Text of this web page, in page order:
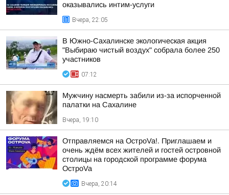
оказывались интим-услуги
Вчера, 22:05
В Южно-Сахалинске экологическая акция
"Выбираю чистый воздух" собрала более 250
участников
07:12
Мужчину насмерть забили из-за испорченной
палатки на Сахалине
Вчера, 19:10
Отправляемся на ОстроVa!. Приглашаем и
очень ждём всех жителей и гостей островной
столицы на городской программе форума
ОстроVa
Вчера, 20:14